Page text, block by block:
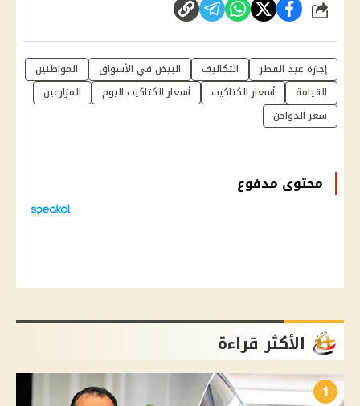
شارك
إجازة عيد الفطر التكاليف البيض في الأسواق
المواطنين
القيامة
أسعار الكتاكيت أسعار الكتاكيت اليوم
المزارعين
سعر الدواجن
محتوى مدفوع
الأكثر قراءة
1